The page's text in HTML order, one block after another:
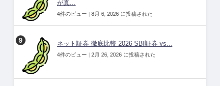
が真...
4件のビュー | 8月 6, 2026 に投稿された
ネット証券 徹底比較 2026 SBI証券 vs...
4件のビュー | 2月 26, 2026 に投稿された